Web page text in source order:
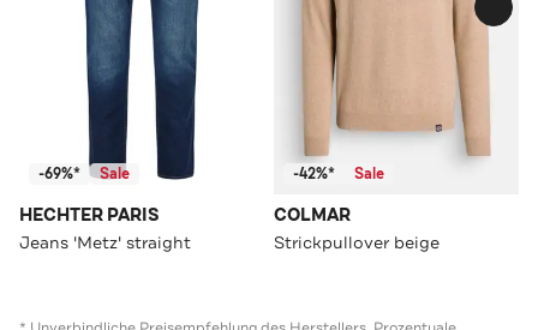
-69%* Sale
HECHTER PARIS
Jeans 'Metz' straight
-42%* Sale
COLMAR
Strickpullover beige